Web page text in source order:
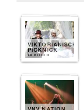
VIKTORIANISCHES
PICKNICK
40 BILDER